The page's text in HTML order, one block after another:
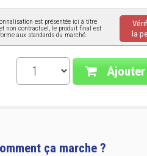
est présentée ici à titre
non contractuel, le produit final est
aux standards du marché.
la
ça marche ?